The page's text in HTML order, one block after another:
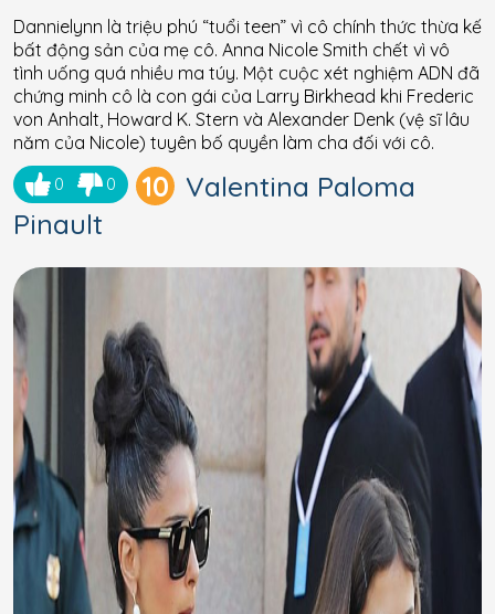
Dannielynn là triệu phú “tuổi teen” vì cô chính thức thừa kế
bất động sản của mẹ cô. Anna Nicole Smith chết vì vô
tình uống quá nhiều ma túy. Một cuộc xét nghiệm ADN đã
chứng minh cô là con gái của Larry Birkhead khi Frederic
von Anhalt, Howard K. Stern và Alexander Denk (vệ sĩ lâu
năm của Nicole) tuyên bố quyền làm cha đối với cô.
0 0 10 Valentina Paloma
Pinault